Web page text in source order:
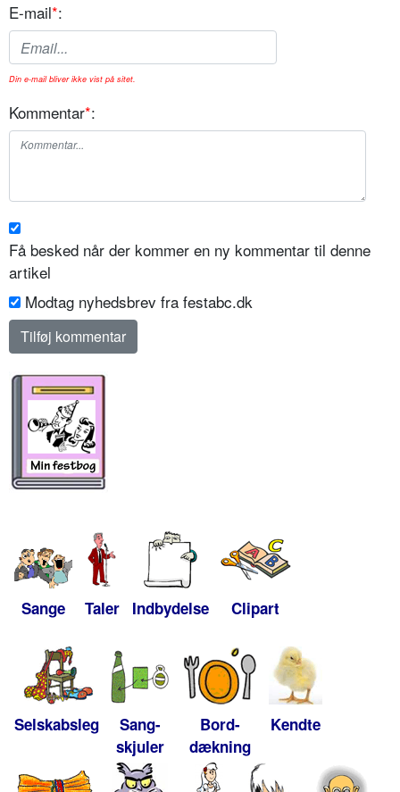
E-mail*:
Din e-mail bliver ikke vist på sitet.
Kommentar*:
Få besked når der kommer en ny kommentar til denne
artikel
Modtag nyhedsbrev fra festabc.dk
Sange Taler Indbydelse Clipart
Selskabsleg
Sang-
skjuler
Bord-
dækning
Kendte